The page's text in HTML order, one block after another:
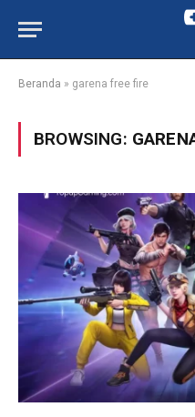
Beranda » garena free fire
BROWSING: